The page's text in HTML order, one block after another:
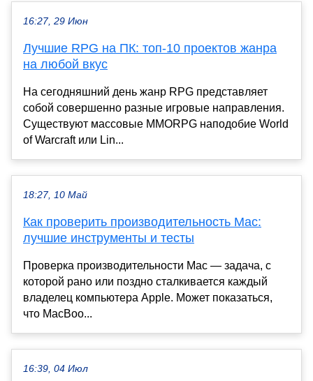
16:27, 29 Июн
Лучшие RPG на ПК: топ-10 проектов жанра
на любой вкус
На сегодняшний день жанр RPG представляет
собой совершенно разные игровые направления.
Существуют массовые MMORPG наподобие World
of Warcraft или Lin...
18:27, 10 Май
Как проверить производительность Mac:
лучшие инструменты и тесты
Проверка производительности Mac — задача, с
которой рано или поздно сталкивается каждый
владелец компьютера Apple. Может показаться,
что MacBoo...
16:39, 04 Июл